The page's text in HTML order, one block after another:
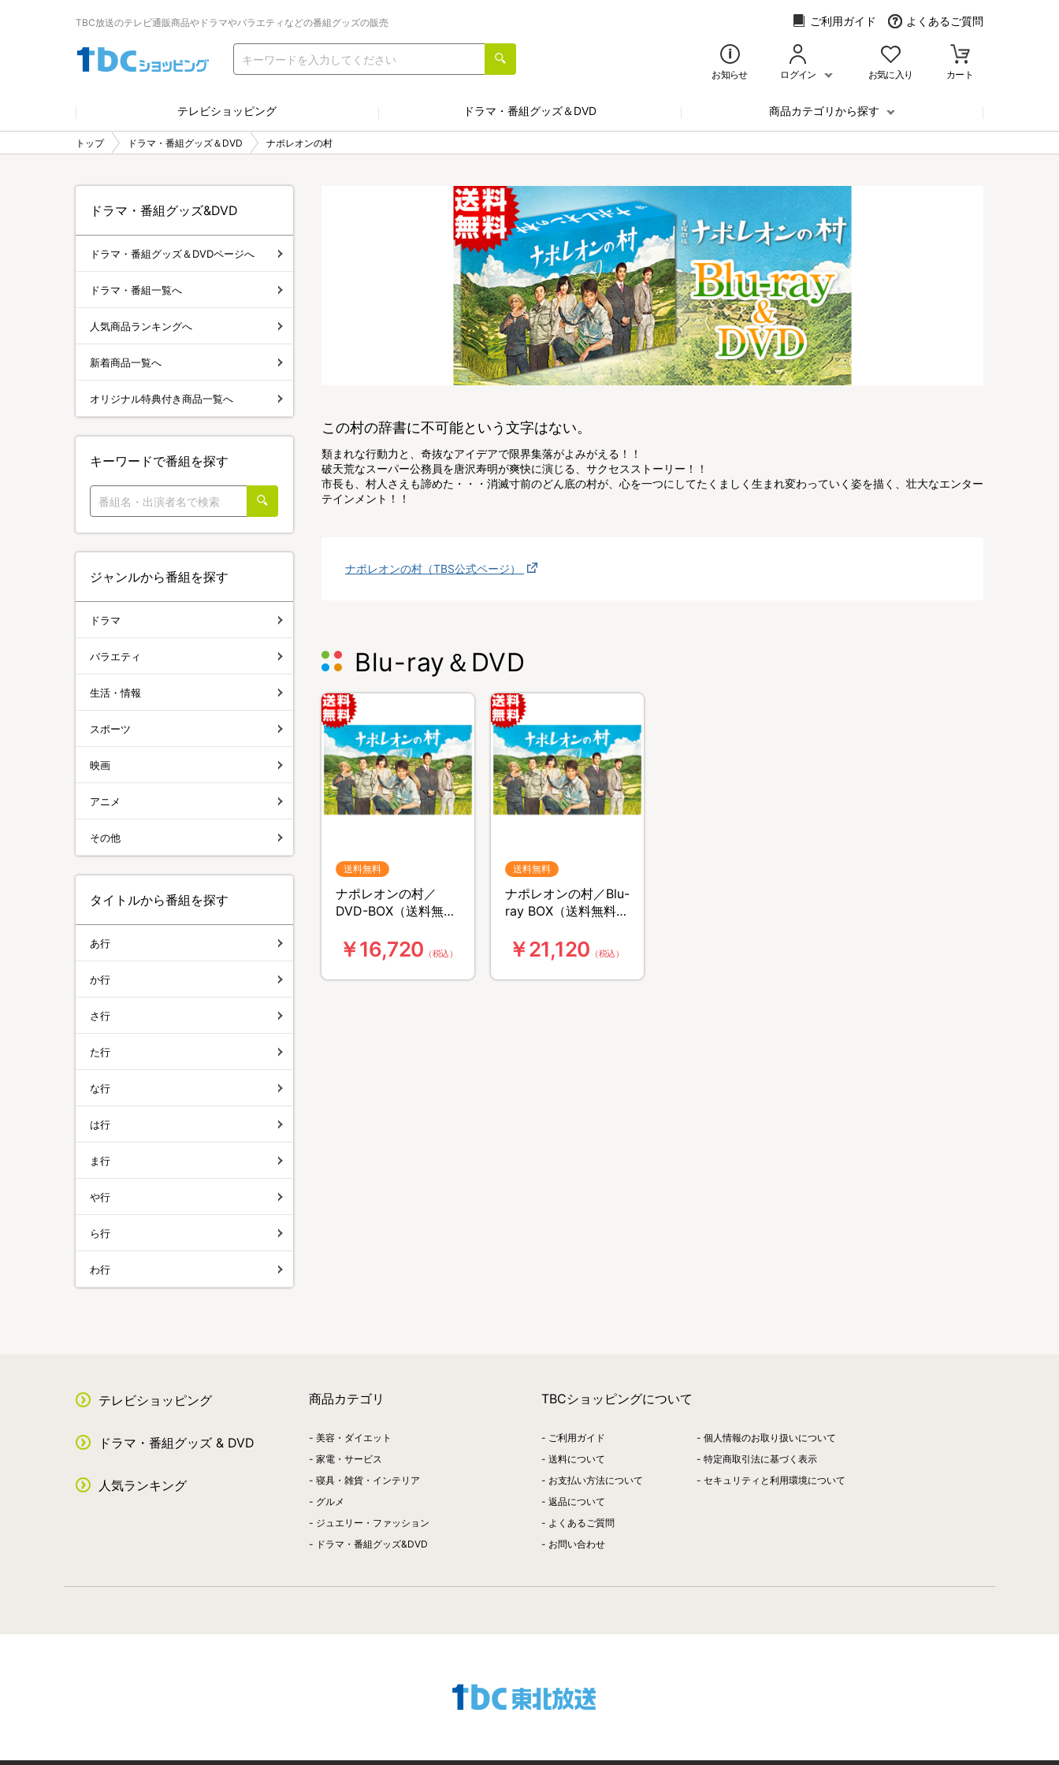
TBC放送のテレビ通販商品やドラマやバラエティなどの番組グッズの販売 ご利用ガイド よくあるご質問
お知らせ ログイン お気に入り カート
テレビショッピング ドラマ・番組グッズ＆DVD 商品カテゴリから探す
トップ ドラマ・番組グッズ＆DVD ナポレオンの村
この村の辞書に不可能という文字はない。
類まれな行動力と、奇抜なアイデアで限界集落がよみがえる！！
破天荒なスーパー公務員を唐沢寿明が爽快に演じる、サクセスストーリー！！
市長も、村人さえも諦めた・・・消滅寸前のどん底の村が、心を一つにしてたくましく生まれ変わっていく姿を描く、壮大なエンター
テインメント！！
ナポレオンの村（TBS公式ページ）
Blu-ray＆DVD
送料無料
ナポレオンの村／
DVD-BOX（送料無
￥16,720 （税込）
送料無料
ナポレオンの村／Blu-
ray BOX（送料無料・
￥21,120 （税込）
ドラマ・番組グッズ&DVD
ドラマ・番組グッズ＆DVDページへ
ドラマ・番組一覧へ
人気商品ランキングへ
新着商品一覧へ
オリジナル特典付き商品一覧へ
キーワードで番組を探す
ジャンルから番組を探す
ドラマ
バラエティ
生活・情報
スポーツ
映画
アニメ
その他
タイトルから番組を探す
あ行
か行
さ行
た行
な行
は行
ま行
や行
ら行
わ行
テレビショッピング
ドラマ・番組グッズ & DVD
人気ランキング
商品カテゴリ
美容・ダイエット
家電・サービス
寝具・雑貨・インテリア
グルメ
ジュエリー・ファッション
ドラマ・番組グッズ&DVD
TBCショッピングについて
ご利用ガイド
送料について
お支払い方法について
返品について
よくあるご質問
お問い合わせ
個人情報のお取り扱いについて
特定商取引法に基づく表示
セキュリティと利用環境について